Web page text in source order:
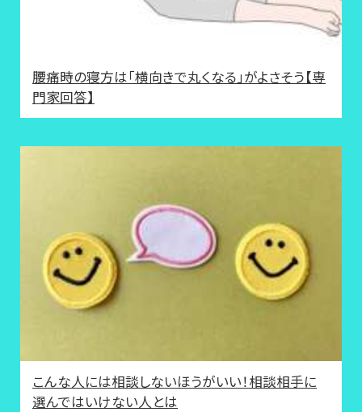
腰痛時の寝方は「横向きで丸くなる」がよさそう【専
門家回答】
こんな人には相談しないほうがいい！相談相手に
選んではいけない人とは